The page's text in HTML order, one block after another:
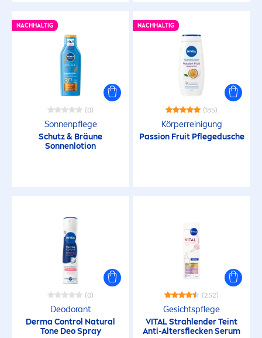
NACHHALTIG
(0)
Sonnenpflege
Schutz & Bräune
Sonnenlotion
NACHHALTIG
(185)
Körperreinigung
Passion Fruit Pflegedusche
(0)
Deodorant
Derma Control Natural
Tone Deo Spray
(252)
Gesichtspflege
VITALStrahlender Teint
Anti-Altersflecken Serum